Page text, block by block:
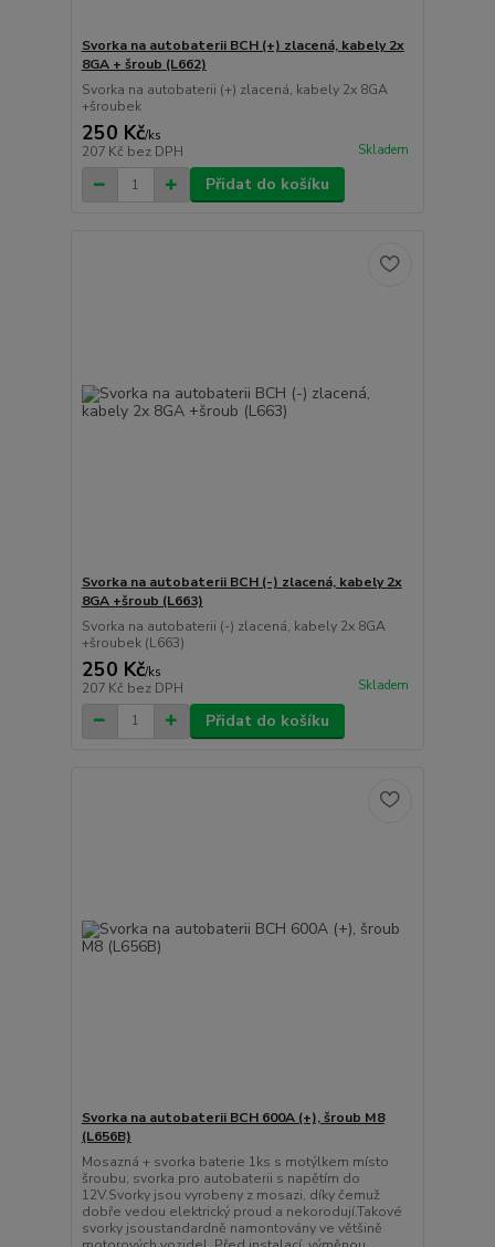
Svorka na autobaterii BCH (+) zlacená, kabely 2x
8GA + šroub (L662)
Svorka na autobaterii (+) zlacená, kabely 2x 8GA
+šroubek
250 Kč/ks
207 Kč bez DPH Skladem
Přidat do košíku
Svorka na autobaterii BCH (-) zlacená, kabely 2x
8GA +šroub (L663)
Svorka na autobaterii (-) zlacená, kabely 2x 8GA
+šroubek (L663)
250 Kč/ks
207 Kč bez DPH Skladem
Přidat do košíku
Svorka na autobaterii BCH 600A (+), šroub M8
(L656B)
Mosazná + svorka baterie 1ks s motýlkem místo
šroubu, svorka pro autobaterii s napětím do
12V.Svorky jsou vyrobeny z mosazi, díky čemuž
dobře vedou elektrický proud a nekorodují.Takové
svorky jsoustandardně namontovány ve většině